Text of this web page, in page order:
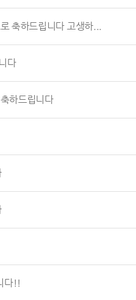
축하드립니다 고생하...
다
하드립니다
다!!